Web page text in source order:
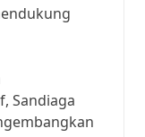
Sandiaga